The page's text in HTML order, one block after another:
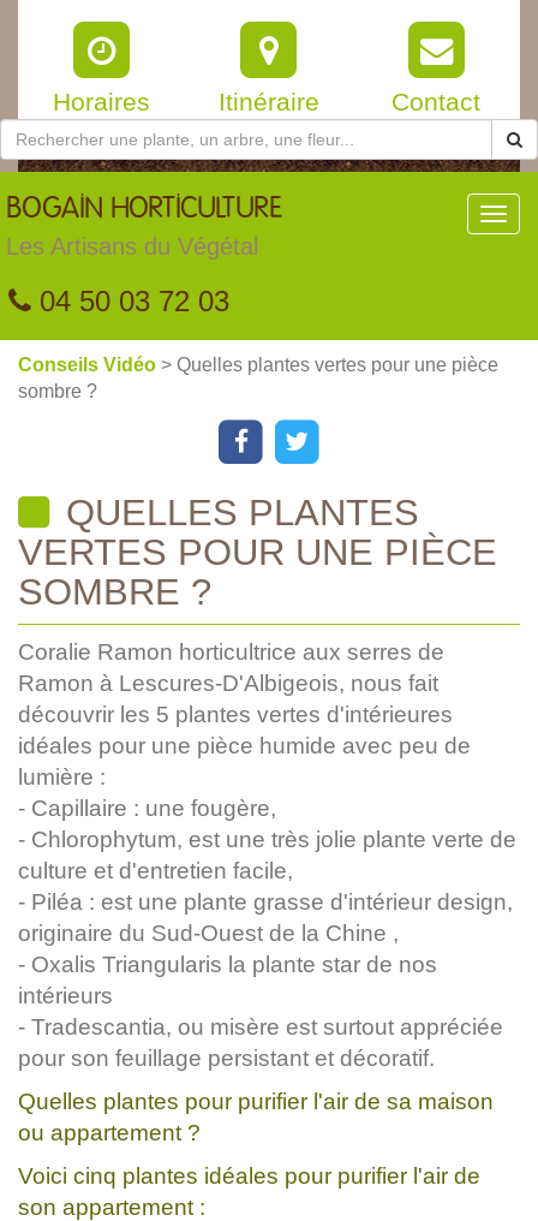
Horaires Itinéraire Contact
BOGAIN HORTICULTURE
Les Artisans du Végétal
04 50 03 72 03
Conseils Vidéo > Quelles plantes vertes pour une pièce
sombre ?
QUELLES PLANTES
VERTES POUR UNE PIÈCE
SOMBRE ?
Coralie Ramon horticultrice aux serres de
Ramon à Lescures-D'Albigeois, nous fait
découvrir les 5 plantes vertes d'intérieures
idéales pour une pièce humide avec peu de
lumière :
- Capillaire : une fougère,
- Chlorophytum, est une très jolie plante verte de
culture et d'entretien facile,
- Piléa : est une plante grasse d'intérieur design,
originaire du Sud-Ouest de la Chine ,
- Oxalis Triangularis la plante star de nos
intérieurs
- Tradescantia, ou misère est surtout appréciée
pour son feuillage persistant et décoratif.
Quelles plantes pour purifier l'air de sa maison
ou appartement ?
Voici cinq plantes idéales pour purifier l'air de
son appartement :